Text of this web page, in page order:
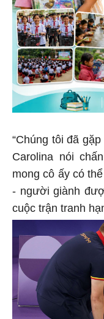
“Chúng tôi đã
Carolina nói
mong cô ấy có
- người giành
cuộc trận tranh